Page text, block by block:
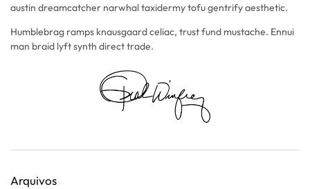
austin dreamcatcher narwhal taxidermy tofu gentrify aesthetic.
Humblebrag ramps knausgaard celiac, trust fund mustache. Ennui
man braid lyft synth direct trade.
Arquivos